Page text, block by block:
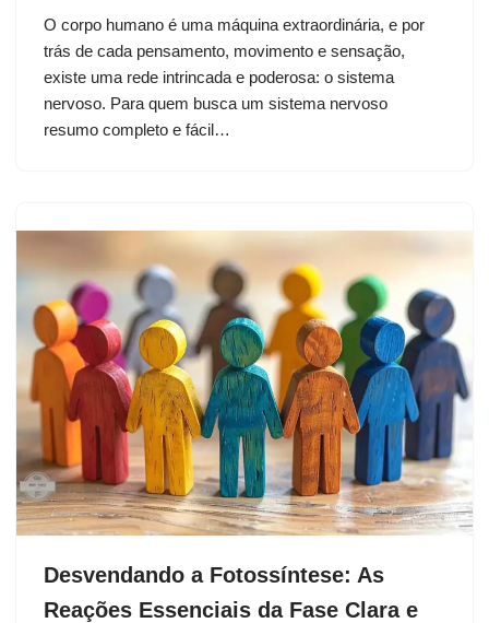
O corpo humano é uma máquina extraordinária, e por
trás de cada pensamento, movimento e sensação,
existe uma rede intrincada e poderosa: o sistema
nervoso. Para quem busca um sistema nervoso
resumo completo e fácil…
Desvendando a Fotossíntese: As
Reações Essenciais da Fase Clara e